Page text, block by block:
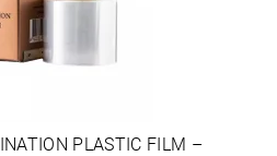
PLASTIC FILM –